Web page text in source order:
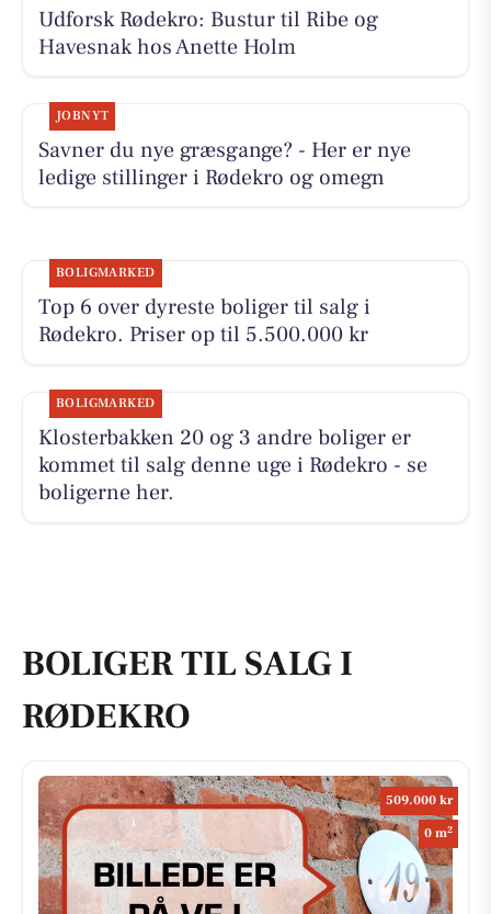
Udforsk Rødekro: Bustur til Ribe og
Havesnak hos Anette Holm
JOBNYT
Savner du nye græsgange? - Her er nye
ledige stillinger i Rødekro og omegn
BOLIGMARKED
Top 6 over dyreste boliger til salg i
Rødekro. Priser op til 5.500.000 kr
BOLIGMARKED
Klosterbakken 20 og 3 andre boliger er
kommet til salg denne uge i Rødekro - se
boligerne her.
BOLIGER TIL SALG I
RØDEKRO
509.000 kr
0 m2